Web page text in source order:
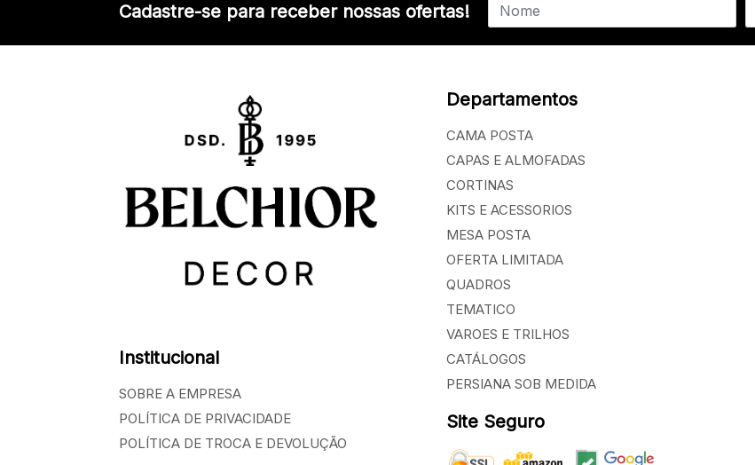
Cadastre-se para receber nossas ofertas!
Institucional
SOBRE A EMPRESA
POLÍTICA DE PRIVACIDADE
POLÍTICA DE TROCA E DEVOLUÇÃO
Departamentos
CAMA POSTA
CAPAS E ALMOFADAS
CORTINAS
KITS E ACESSORIOS
MESA POSTA
OFERTA LIMITADA
QUADROS
TEMATICO
VAROES E TRILHOS
CATÁLOGOS
PERSIANA SOB MEDIDA
Site Seguro